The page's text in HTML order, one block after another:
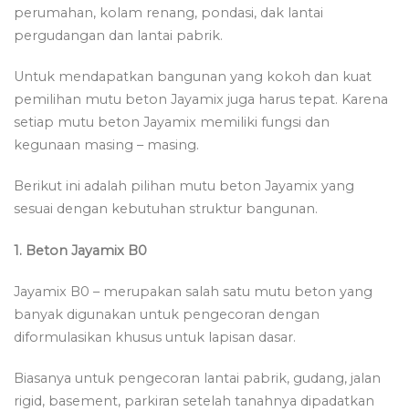
perumahan, kolam renang, pondasi, dak lantai
pergudangan dan lantai pabrik.
Untuk mendapatkan bangunan yang kokoh dan kuat
pemilihan mutu beton Jayamix juga harus tepat. Karena
setiap mutu beton Jayamix memiliki fungsi dan
kegunaan masing – masing.
Berikut ini adalah pilihan mutu beton Jayamix yang
sesuai dengan kebutuhan struktur bangunan.
1. Beton Jayamix B0
Jayamix B0 – merupakan salah satu mutu beton yang
banyak digunakan untuk pengecoran dengan
diformulasikan khusus untuk lapisan dasar.
Biasanya untuk pengecoran lantai pabrik, gudang, jalan
rigid, basement, parkiran setelah tanahnya dipadatkan